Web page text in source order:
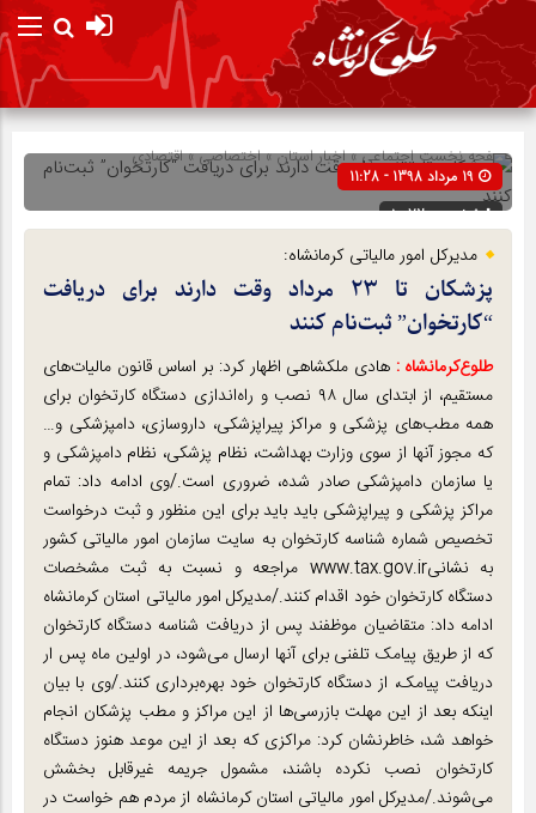
صفحه نخستاجتماعی»اخبار استان»اختصاصی»اقتصادی
شناسه : 100720
مدیرکل امور مالیاتی کرمانشاه:
پزشکان تا ۲۳ مرداد وقت دارند برای دریافت
“کارتخوان” ثبت‌نام کنند
طلوع‌‌کرمانشاه : هادی ملکشاهی اظهار کرد: بر اساس قانون مالیات‌های
مستقیم، از ابتدای سال ۹۸ نصب و راه‌اندازی دستگاه کارتخوان برای
همه مطب‌های پزشکی و مراکز پیراپزشکی، داروسازی، دامپزشکی و…
که مجوز آنها از سوی وزارت بهداشت، نظام پزشکی، نظام دامپزشکی و
یا سازمان دامپزشکی صادر شده، ضروری است./وی ادامه داد: تمام
مراکز پزشکی و پیراپزشکی باید باید برای این منظور و ثبت درخواست
تخصیص شماره شناسه کارتخوان به سایت سازمان امور مالیاتی کشور
به نشانیwww.tax.gov.ir مراجعه و نسبت به ثبت مشخصات
دستگاه کارتخوان خود اقدام کنند./مدیرکل امور مالیاتی استان کرمانشاه
ادامه داد: متقاضیان موظفند پس از دریافت شناسه دستگاه کارتخوان
که از طریق پیامک تلفنی برای آنها ارسال می‌شود، در اولین ماه پس ار
دریافت پیامک، از دستگاه کارتخوان خود بهره‌برداری کنند./وی با بیان
اینکه بعد از این مهلت بازرسی‌ها از این مراکز و مطب پزشکان انجام
خواهد شد، خاطرنشان کرد: مراکزی که بعد از این موعد هنوز دستگاه
کارتخوان نصب نکرده باشند، مشمول جریمه غیرقابل بخشش
می‌شوند./مدیرکل امور مالیاتی استان کرمانشاه از مردم هم خواست در